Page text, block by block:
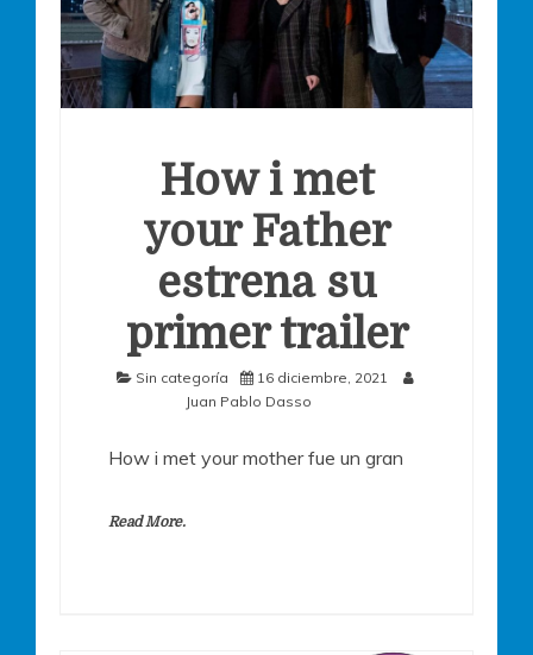
How i met
your Father
estrena su
primer trailer
Sin categoría
16 diciembre, 2021
Juan Pablo Dasso
How i met your mother fue un gran
Read More.